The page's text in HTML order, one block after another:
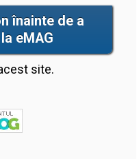
înainte de a
eMAG
site.